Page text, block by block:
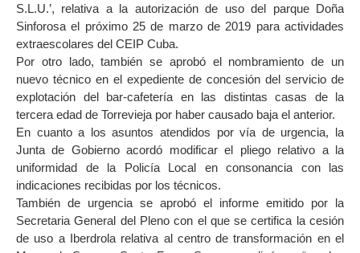
S.L.U.’, relativa a la autorización de uso del parque Doña
Sinforosa el próximo 25 de marzo de 2019 para actividades
extraescolares del CEIP Cuba.
Por otro lado, también se aprobó el nombramiento de un
nuevo técnico en el expediente de concesión del servicio de
explotación del bar-cafetería en las distintas casas de la
tercera edad de Torrevieja por haber causado baja el anterior.
En cuanto a los asuntos atendidos por vía de urgencia, la
Junta de Gobierno acordó modificar el pliego relativo a la
uniformidad de la Policía Local en consonancia con las
indicaciones recibidas por los técnicos.
También de urgencia se aprobó el informe emitido por la
Secretaria General del Pleno con el que se certifica la cesión
de uso a Iberdrola relativa al centro de transformación en el